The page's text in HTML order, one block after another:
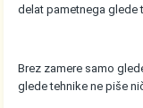
delat pametnega glede
Brez zamere samo
glede tehnike ne piše